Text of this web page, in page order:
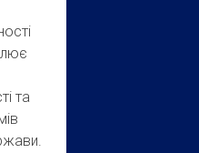
та